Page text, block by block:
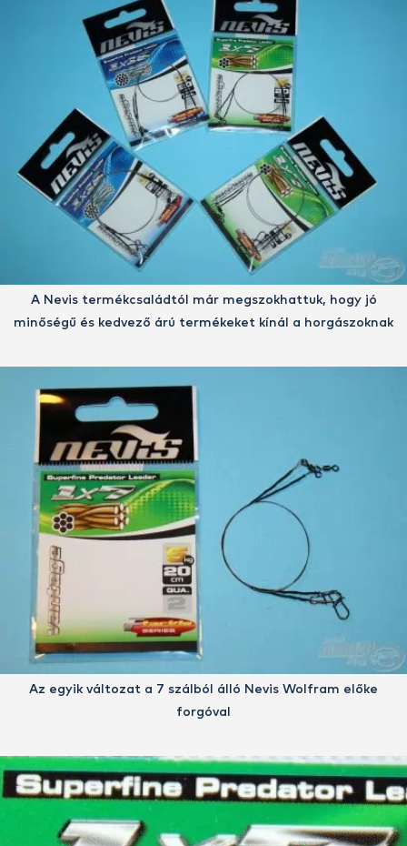
A Nevis termékcsaládtól már megszokhattuk, hogy jó
minőségű és kedvező árú termékeket kínál a horgászoknak
Az egyik változat a 7 szálból álló Nevis Wolfram előke
forgóval